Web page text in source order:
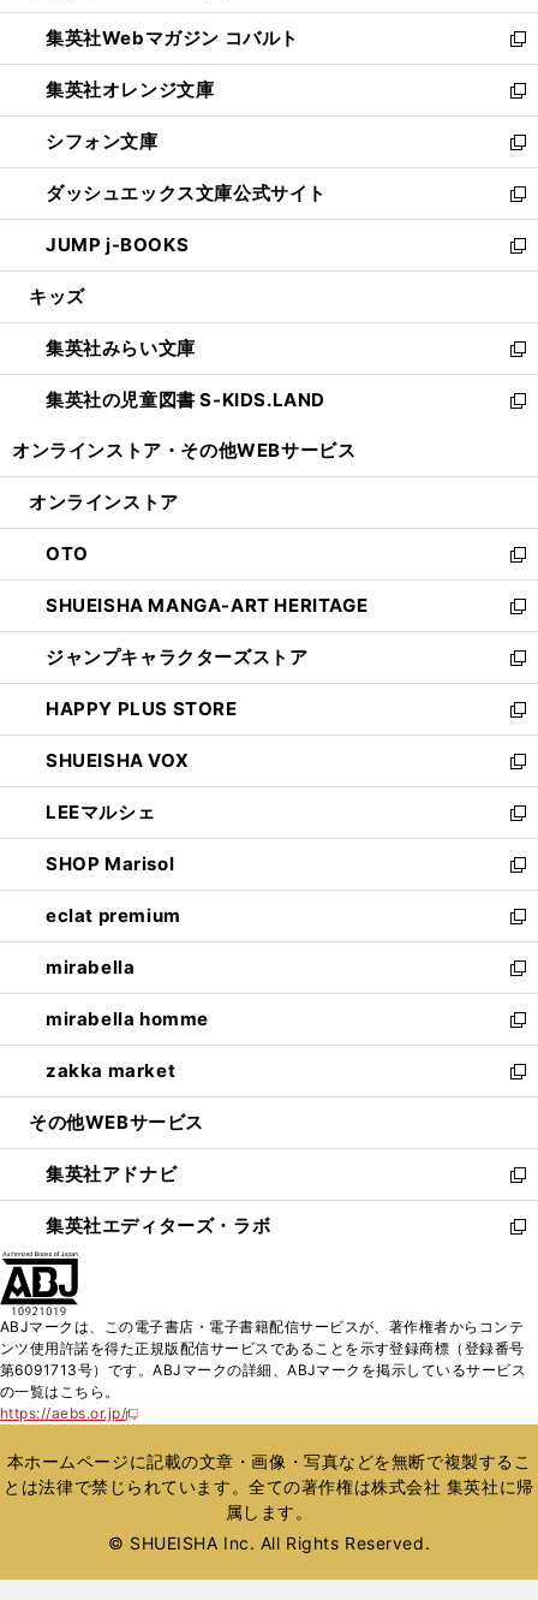
開
く
ウ
で
開
く
ン
ド
ウ
で
開
く
ウ
ィ
ン
ド
ウ
で
開
く
集英社Webマガジン コバルト
新
し
い
ウ
ィ
ン
ド
ウ
で
開
集英社オレンジ文庫
新
し
い
ウ
ィ
ン
ド
ウ
開
く
シフォン文庫
新
し
い
ウ
ィ
ン
ウ
で
開
く
ダッシュエックス文庫公式サイト
新
し
い
ウ
ン
ド
ウ
で
JUMP j-BOOKS
新
し
ウ
ィ
ン
ド
開
キッズ
集英社みらい文庫
新
し
い
ン
ウ
で
開
く
集英社の児童図書 S-KIDS.LAND
新
ウ
ン
ド
ウ
で
開
く
オンラインストア・ その他WEBサービス
オンラインストア
OTO
新
し
い
ウ
ィ
ン
ド
ウ
で
開
く
SHUEISHA MANGA-ART HERITAGE
新
し
い
ウ
ィ
ン
ド
ウ
で
開
く
ジャンプキャラクターズストア
新
し
い
ウ
ィ
ン
ド
ウ
で
開
く
HAPPY PLUS STORE
新
し
い
ウ
ィ
ン
ド
ウ
で
開
く
SHUEISHA VOX
新
し
い
ウ
ィ
ン
ド
ウ
で
開
く
LEEマルシェ
新
し
い
ウ
ィ
ン
ド
ウ
で
開
く
SHOP Marisol
新
し
い
ウ
ィ
ン
ド
ウ
で
開
eclat premium
新
し
い
ウ
ィ
ン
ド
ウ
開
く
mirabella
新
し
い
ウ
ィ
ン
ウ
で
開
く
mirabella homme
新
し
い
ウ
ン
ド
ウ
で
zakka market
新
し
ウ
ィ
ン
ド
く
その他WEBサービス
集英社アドナビ
新
し
い
ド
ウ
で
集英社エディターズ・ラボ
新
ィ
ン
ド
開
く
ABJマークは、この電子書店・電子書籍配信サービスが、著作権者からコンテ
ンツ使用許諾を得た正規版配信サービスであることを示す登録商標（登録番号
第6091713号）です。ABJマークの詳細、ABJマークを掲示しているサービス
の一覧はこちら。
https://aebs.or.jp/
新
い
ウ
ィ
ウ
本ホームページに記載の文章・画像・写真などを無断で複製するこ
とは法律で禁じられています。全ての著作権は株式会社 集英社に帰
属します。
© SHUEISHA Inc. All Rights Reserved.